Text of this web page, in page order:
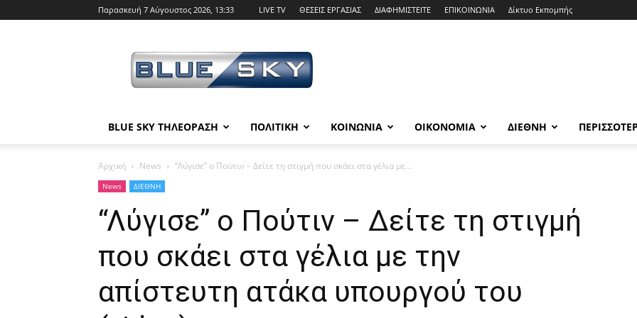
Παρασκευή 7 Αύγουστος 2026, 13:33 LIVE TV ΘΕΣΕΙΣ ΕΡΓΑΣΙΑΣ ΔΙΑΦΗΜΙΣΤΕΙΤΕ ΕΠΙΚΟΙΝΩΝΙΑ Δίκτυο Εκπομπής
SKY
BLUE SKY ΤΗΛΕΟΡΑΣΗ ΠΟΛΙΤΙΚΗ ΚΟΙΝΩΝΙΑ ΟΙΚΟΝΟΜΙΑ ΔΙΕΘΝΗ
Αρχική News “Λύγισε” ο Πούτιν – Δείτε τη στιγμή που σκάει στα γέλια με...
News ΔΙΕΘΝΗ
“Λύγισε” ο Πούτιν – Δείτε τη στιγμή
που σκάει στα γέλια με την
απίστευτη ατάκα υπουργού του